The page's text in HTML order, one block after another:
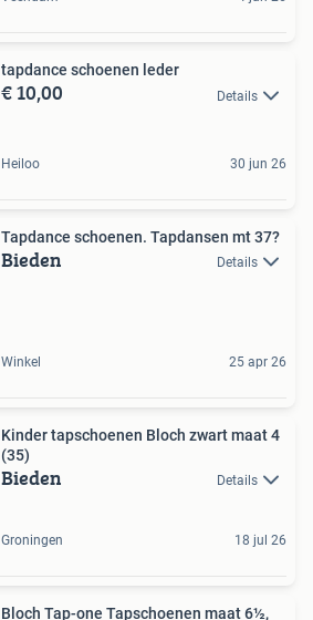
tapdance schoenen leder
€ 10,00 Details
Heiloo 30 jun 26
Tapdance schoenen. Tapdansen mt 37?
Bieden Details
Winkel 25 apr 26
Kinder tapschoenen Bloch zwart maat 4
(35)
Bieden Details
Groningen 18 jul 26
Bloch Tap-one Tapschoenen maat 6½,